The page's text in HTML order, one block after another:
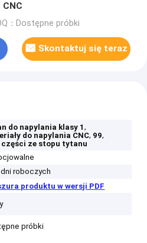
：Dostępne próbki
Skontaktuj się teraz
do napylania klasy 1,
do ​​napylania CNC, 99,
części ze stopu tytanu
dni roboczych
produktu w wersji PDF
próbki